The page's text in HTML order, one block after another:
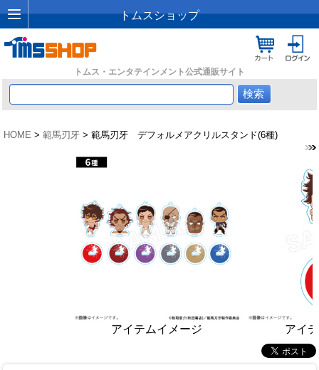
トムスショップ
トムス・エンタテインメント公式通販サイト
HOME > 範馬刃牙 > 範馬刃牙 デフォルメアクリルスタンド(6種)
アイテムイメージ アイ